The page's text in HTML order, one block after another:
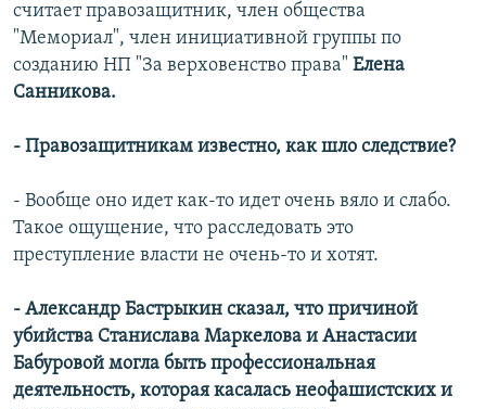
считает правозащитник, член общества
"Мемориал", член инициативной группы по
созданию НП "За верховенство права" Елена
Санникова.
- Правозащитникам известно, как шло следствие?
- Вообще оно идет как-то идет очень вяло и слабо.
Такое ощущение, что расследовать это
преступление власти не очень-то и хотят.
- Александр Бастрыкин сказал, что причиной
убийства Станислава Маркелова и Анастасии
Бабуровой могла быть профессиональная
деятельность, которая касалась неофашистских и